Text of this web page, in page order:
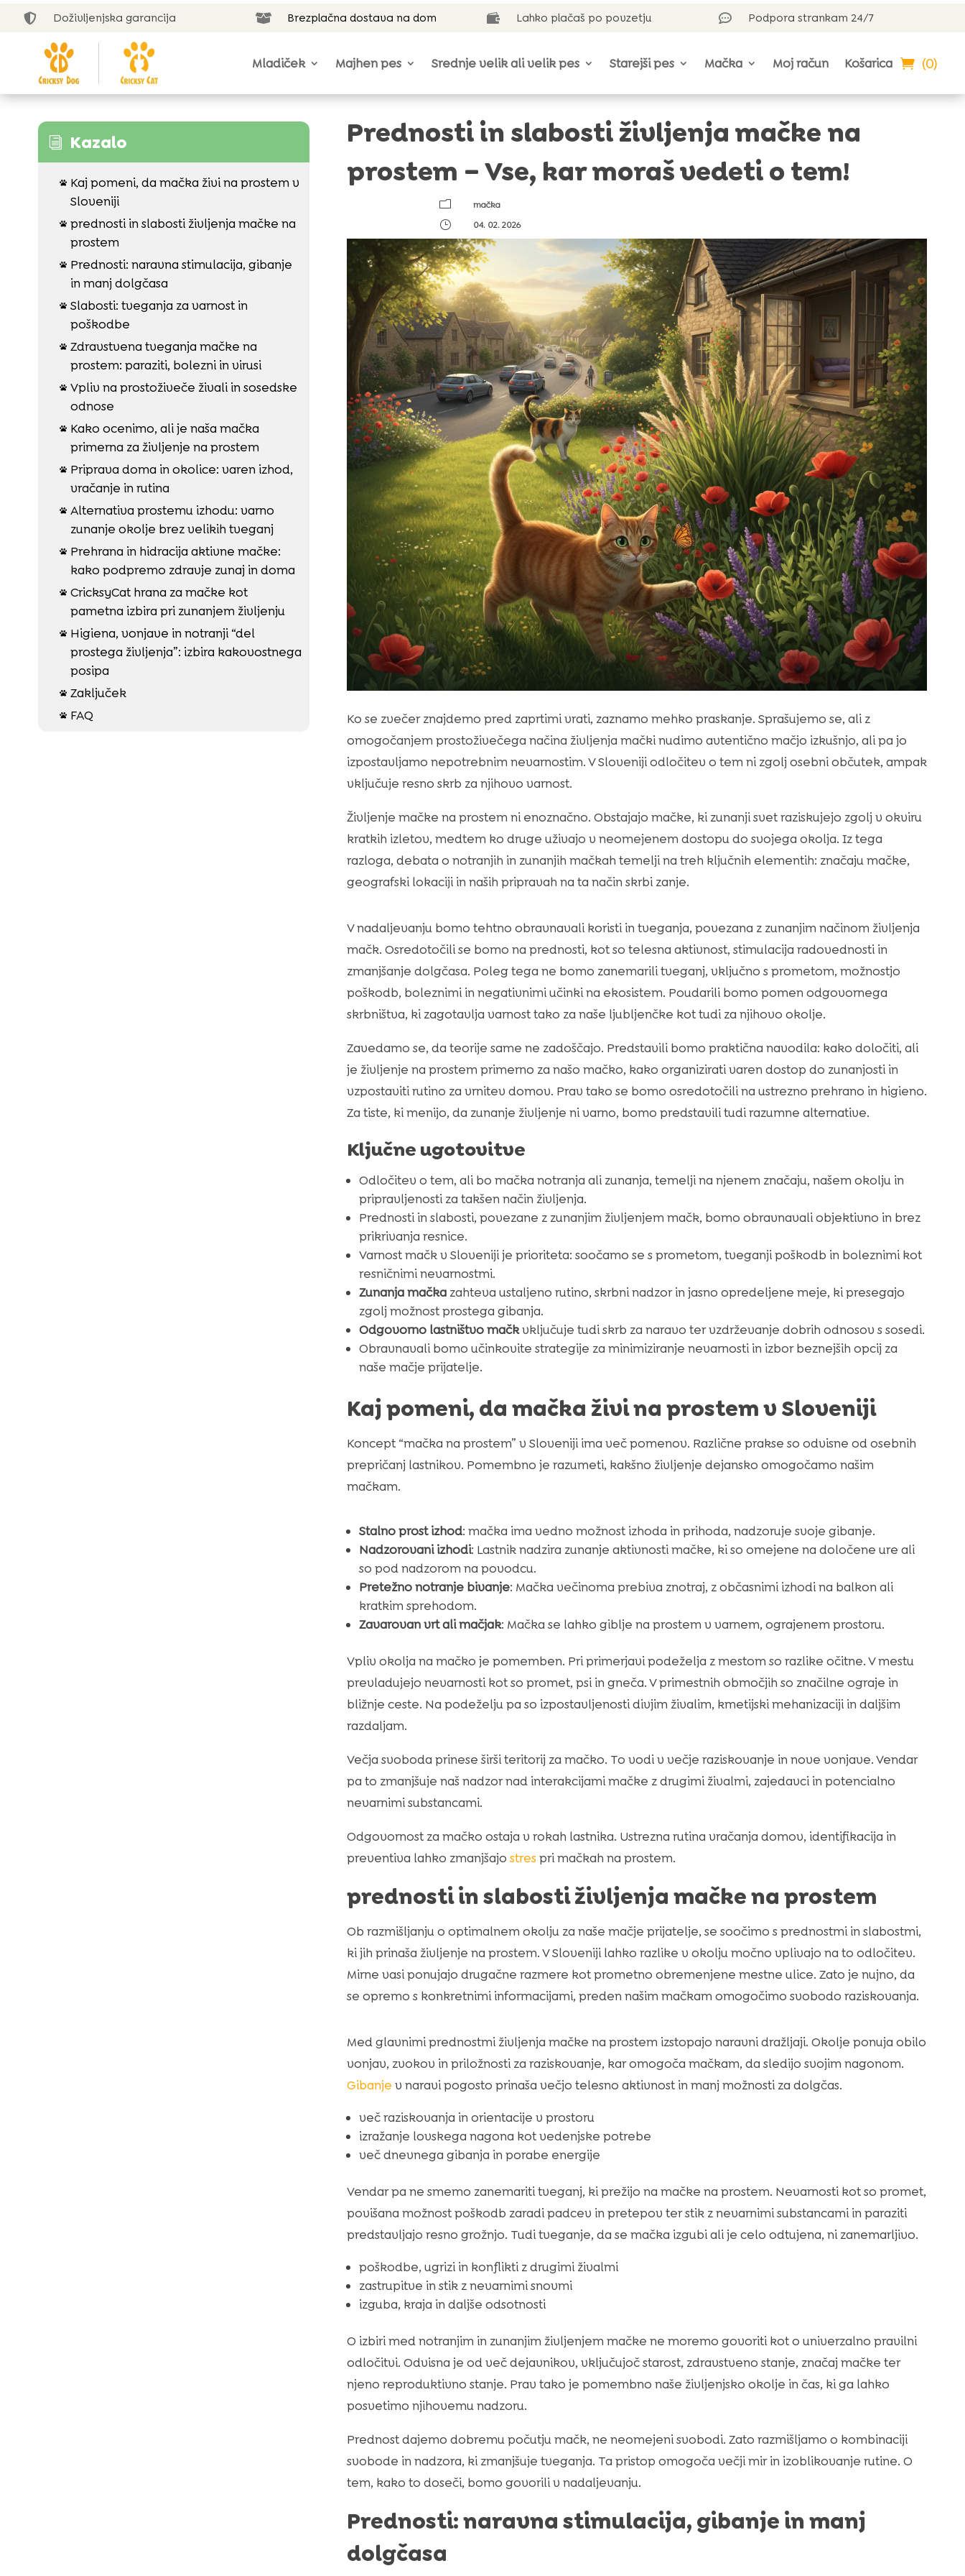
 Doživljenjska garancija  Brezplačna dostava na dom  Lahko plačaš po povzetju  Podpora strankam 24/7
Mladiček Majhen pes Srednje velik ali velik pes Starejši pes Mačka Moj račun Košarica (0)
i Kazalo

Kaj pomeni, da mačka živi na prostem v
Sloveniji
 prednosti in slabosti življenja mačke na
prostem

Prednosti: naravna stimulacija, gibanje
in manj dolgčasa
 Slabosti: tveganja za varnost in
poškodbe
 Zdravstvena tveganja mačke na
prostem: paraziti, bolezni in virusi
 Vpliv na prostoživeče živali in sosedske
odnose

Kako ocenimo, ali je naša mačka
primerna za življenje na prostem

Priprava doma in okolice: varen izhod,
vračanje in rutina
 Alternativa prostemu izhodu: varno
zunanje okolje brez velikih tveganj

Prehrana in hidracija aktivne mačke:
kako podpremo zdravje zunaj in doma
 CricksyCat hrana za mačke kot
pametna izbira pri zunanjem življenju

Higiena, vonjave in notranji “del
prostega življenja”: izbira kakovostnega
posipa
 Zaključek
 FAQ
Prednosti in slabosti življenja mačke na
prostem – Vse, kar moraš vedeti o tem!
m
mačka
}
04. 02. 2026
Ko se zvečer znajdemo pred zaprtimi vrati, zaznamo mehko praskanje. Sprašujemo se, ali z
omogočanjem prostoživečega načina življenja mački nudimo avtentično mačjo izkušnjo, ali pa jo
izpostavljamo nepotrebnim nevarnostim. V Sloveniji odločitev o tem ni zgolj osebni občutek, ampak
vključuje resno skrb za njihovo varnost.
Življenje mačke na prostem ni enoznačno. Obstajajo mačke, ki zunanji svet raziskujejo zgolj v okviru
kratkih izletov, medtem ko druge uživajo v neomejenem dostopu do svojega okolja. Iz tega
razloga, debata o notranjih in zunanjih mačkah temelji na treh ključnih elementih: značaju mačke,
geografski lokaciji in naših pripravah na ta način skrbi zanje.
V nadaljevanju bomo tehtno obravnavali koristi in tveganja, povezana z zunanjim načinom življenja
mačk. Osredotočili se bomo na prednosti, kot so telesna aktivnost, stimulacija radovednosti in
zmanjšanje dolgčasa. Poleg tega ne bomo zanemarili tveganj, vključno s prometom, možnostjo
poškodb, boleznimi in negativnimi učinki na ekosistem. Poudarili bomo pomen odgovornega
skrbništva, ki zagotavlja varnost tako za naše ljubljenčke kot tudi za njihovo okolje.
Zavedamo se, da teorije same ne zadoščajo. Predstavili bomo praktična navodila: kako določiti, ali
je življenje na prostem primerno za našo mačko, kako organizirati varen dostop do zunanjosti in
vzpostaviti rutino za vrnitev domov. Prav tako se bomo osredotočili na ustrezno prehrano in higieno.
Za tiste, ki menijo, da zunanje življenje ni varno, bomo predstavili tudi razumne alternative.
Ključne ugotovitve
Odločitev o tem, ali bo mačka notranja ali zunanja, temelji na njenem značaju, našem okolju in
pripravljenosti za takšen način življenja.
Prednosti in slabosti, povezane z zunanjim življenjem mačk, bomo obravnavali objektivno in brez
prikrivanja resnice.
Varnost mačk v Sloveniji je prioriteta: soočamo se s prometom, tveganji poškodb in boleznimi kot
resničnimi nevarnostmi.
Zunanja mačkazahteva ustaljeno rutino, skrbni nadzor in jasno opredeljene meje, ki presegajo
zgolj možnost prostega gibanja.
Odgovorno lastništvo mačkvključuje tudi skrb za naravo ter vzdrževanje dobrih odnosov s sosedi.
Obravnavali bomo učinkovite strategije za minimiziranje nevarnosti in izbor beznejših opcij za
naše mačje prijatelje.
Kaj pomeni, da mačka živi na prostem v Sloveniji
Koncept “mačka na prostem” v Sloveniji ima več pomenov. Različne prakse so odvisne od osebnih
prepričanj lastnikov. Pomembno je razumeti, kakšno življenje dejansko omogočamo našim
mačkam.
Stalno prost izhod: mačka ima vedno možnost izhoda in prihoda, nadzoruje svoje gibanje.
Nadzorovani izhodi: Lastnik nadzira zunanje aktivnosti mačke, ki so omejene na določene ure ali
so pod nadzorom na povodcu.
Pretežno notranje bivanje: Mačka večinoma prebiva znotraj, z občasnimi izhodi na balkon ali
kratkim sprehodom.
Zavarovan vrt ali mačjak: Mačka se lahko giblje na prostem v varnem, ograjenem prostoru.
Vpliv okolja na mačko je pomemben. Pri primerjavi podeželja z mestom so razlike očitne. V mestu
prevladujejo nevarnosti kot so promet, psi in gneča. V primestnih območjih so značilne ograje in
bližnje ceste. Na podeželju pa so izpostavljenosti divjim živalim, kmetijski mehanizaciji in daljšim
razdaljam.
Večja svoboda prinese širši teritorij za mačko. To vodi v večje raziskovanje in nove vonjave. Vendar
pa to zmanjšuje naš nadzor nad interakcijami mačke z drugimi živalmi, zajedavci in potencialno
nevarnimi substancami.
Odgovornost za mačko ostaja v rokah lastnika. Ustrezna rutina vračanja domov, identifikacija in
preventiva lahko zmanjšajo strespri mačkah na prostem.
prednosti in slabosti življenja mačke na prostem
Ob razmišljanju o optimalnem okolju za naše mačje prijatelje, se soočimo s prednostmi in slabostmi,
ki jih prinaša življenje na prostem. V Sloveniji lahko razlike v okolju močno vplivajo na to odločitev.
Mirne vasi ponujajo drugačne razmere kot prometno obremenjene mestne ulice. Zato je nujno, da
se opremo s konkretnimi informacijami, preden našim mačkam omogočimo svobodo raziskovanja.
Med glavnimi prednostmi življenja mačke na prostem izstopajo naravni dražljaji. Okolje ponuja obilo
vonjav, zvokov in priložnosti za raziskovanje, kar omogoča mačkam, da sledijo svojim nagonom.
Gibanje v naravi pogosto prinaša večjo telesno aktivnost in manj možnosti za dolgčas.
več raziskovanja in orientacije v prostoru
izražanje lovskega nagona kot vedenjske potrebe
več dnevnega gibanja in porabe energije
Vendar pa ne smemo zanemariti tveganj, ki prežijo na mačke na prostem. Nevarnosti kot so promet,
povišana možnost poškodb zaradi padcev in pretepov ter stik z nevarnimi substancami in paraziti
predstavljajo resno grožnjo. Tudi tveganje, da se mačka izgubi ali je celo odtujena, ni zanemarljivo.
poškodbe, ugrizi in konflikti z drugimi živalmi
zastrupitve in stik z nevarnimi snovmi
izguba, kraja in daljše odsotnosti
O izbiri med notranjim in zunanjim življenjem mačke ne moremo govoriti kot o univerzalno pravilni
odločitvi. Odvisna je od več dejavnikov, vključujoč starost, zdravstveno stanje, značaj mačke ter
njeno reproduktivno stanje. Prav tako je pomembno naše življenjsko okolje in čas, ki ga lahko
posvetimo njihovemu nadzoru.
Prednost dajemo dobremu počutju mačk, ne neomejeni svobodi. Zato razmišljamo o kombinaciji
svobode in nadzora, ki zmanjšuje tveganja. Ta pristop omogoča večji mir in izoblikovanje rutine. O
tem, kako to doseči, bomo govorili v nadaljevanju.
Prednosti: naravna stimulacija, gibanje in manj
dolgčasa